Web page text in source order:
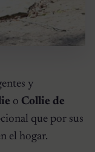
y
o Collie de
que por sus
el hogar.